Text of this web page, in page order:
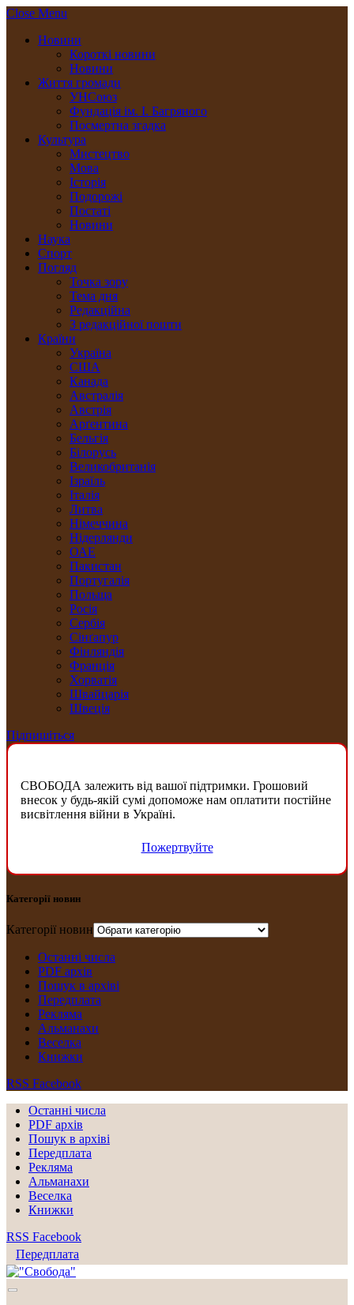
Close Menu
Новини
Короткі новини
Новини
Життя громади
УНСоюз
Фундація ім. І. Багряного
Посмертна згадка
Культура
Мистецтво
Мова
Історія
Подорожі
Постаті
Новини
Наука
Спорт
Погляд
Точка зору
Тема дня
Редакційна
З редакційної пошти
Країни
Україна
США
Канада
Австралія
Австрія
Арґентина
Бельгія
Білорусь
Великобританія
Ізраїль
Італія
Литва
Німеччина
Нідерлянди
ОАЕ
Пакистан
Португалія
Польща
Росія
Сербія
Сінґапур
Фінляндія
Франція
Хорватія
Швайцарія
Швеція
Підпишіться
СВОБОДА залежить від вашої підтримки. Грошовий
внесок у будь-якій сумі допоможе нам оплатити постійне
висвітлення війни в Україні.
Пожертвуйте
Категорії новин
Категорії новин
Останні числа
PDF архів
Пошук в архіві
Передплата
Рекляма
Альманахи
Веселка
Книжки
RSS Facebook
Останні числа
PDF архів
Пошук в архіві
Передплата
Рекляма
Альманахи
Веселка
Книжки
RSS Facebook
Передплата